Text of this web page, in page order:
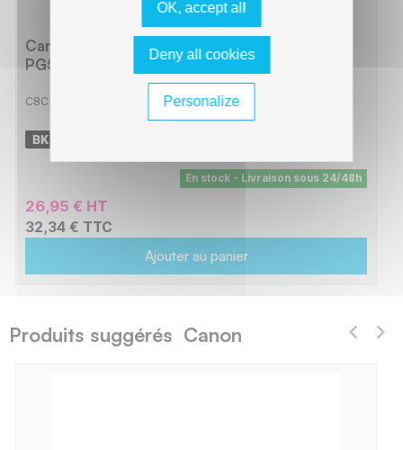
Canon C510 Cartouche compatible avec
PG510, 2970B001 - Noir
C8C510
En stock - Livraison sous 24/48h
26,95 € HT
32,34 € TTC
Ajouter au panier
Produits suggérés Canon
OK, accept all
Deny all cookies
Personalize